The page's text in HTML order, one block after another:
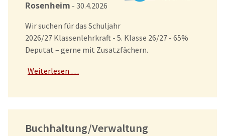
Rosenheim - 30.4.2026
Wir suchen für das Schuljahr
2026/27 Klassenlehrkraft - 5. Klasse 26/27 - 65%
Deputat – gerne mit Zusatzfächern.
Weiterlesen …
Buchhaltung/Verwaltung